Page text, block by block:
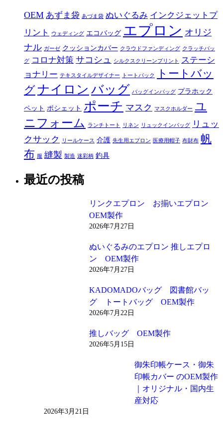
OEM あずま袋 あづま袋 ぬいぐるみ インクジェットプ
リント
ウェディング エコバッグ エプロン オリジ
ナル ガーゼ クッションカバー クラウドファンディング クラッチバッ
グ コロナ対策 サコシュ シルクスクリーンプリント
ステーシ
ョナリー テキスタイルデザイナー トートバック
トートバッ
グナイロン バッグ バッグインバッグ プラホック
ペット ポシェット ポーチ マスク マスクホルダー ユ
ニフォーム
ランチトート リネン リュックインバッグ
リュッ
クサック
リールケース 介護 先生用エプロン 医療用帽子 布財布 帆
布 服 縫製 製造 迷彩柄 釣具
最近の投稿
リンクエプロン お揃いエプロン
OEM製作
2026年7月27日
ぬいぐるみのエプロン 推しエプロ
ン OEM製作
2026年7月27日
KADOMADOバッグ 図書館バッ
グ トートバッグ OEM製作
2026年7月22日
推しバッグ OEM製作
2026年5月15日
御朱印帳ケース・御朱
印帳カバー のOEM製作
｜オリジナル・国内生
産対応
2026年3月21日